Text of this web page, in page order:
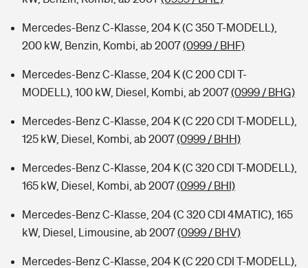
Mercedes-Benz C-Klasse, 204 K (C 350 T-MODELL),
200 kW, Benzin, Kombi, ab 2007(0999 / BHF)
Mercedes-Benz C-Klasse, 204 K (C 200 CDI T-
MODELL), 100 kW, Diesel, Kombi, ab 2007(0999 / BHG)
Mercedes-Benz C-Klasse, 204 K (C 220 CDI T-MODELL),
125 kW, Diesel, Kombi, ab 2007(0999 / BHH)
Mercedes-Benz C-Klasse, 204 K (C 320 CDI T-MODELL),
165 kW, Diesel, Kombi, ab 2007(0999 / BHI)
Mercedes-Benz C-Klasse, 204 (C 320 CDI 4MATIC), 165
kW, Diesel, Limousine, ab 2007(0999 / BHV)
Mercedes-Benz C-Klasse, 204 K (C 220 CDI T-MODELL),